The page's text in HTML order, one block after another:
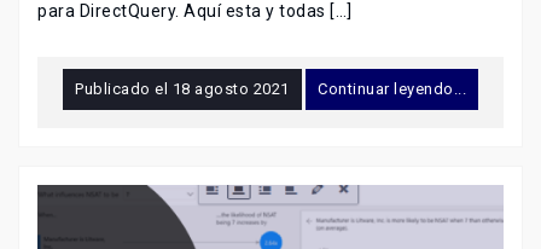
para DirectQuery. Aquí esta y todas […]
Publicado el 18 agosto 2021 Continuar leyendo...